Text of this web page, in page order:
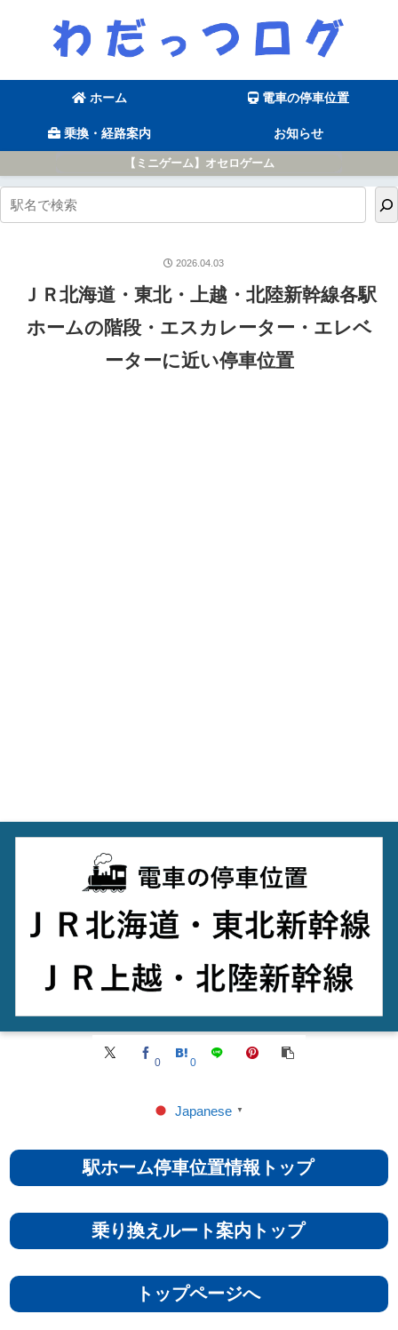
ホーム 電車の停車位置
乗換・経路案内 お知らせ
【ミニゲーム】オセロゲーム
ＪＲ北海道・東北・上越・北陸新幹線各駅
ホームの階段・エスカレーター・エレベ
ーターに近い停車位置
0 0
2026.04.03
Japanese ▼
駅ホーム停車位置情報トップ
乗り換えルート案内トップ
トップページへ